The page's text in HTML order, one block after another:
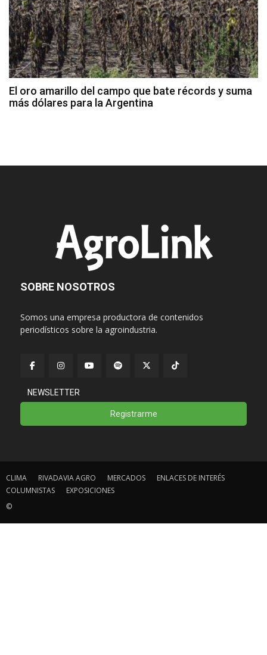
El oro amarillo del campo que bate récords y suma
más dólares para la Argentina
SOBRE NOSOTROS
Somos una empresa productora de contenidos
periodísticos sobre la agroindustria.
NEWSLETTER
Registrarme
CLIMA RIVADAVIA AGRO MERCADOS
ENLACES DE INTERÉS
COLUMNISTAS
EXPOSICIONES
©